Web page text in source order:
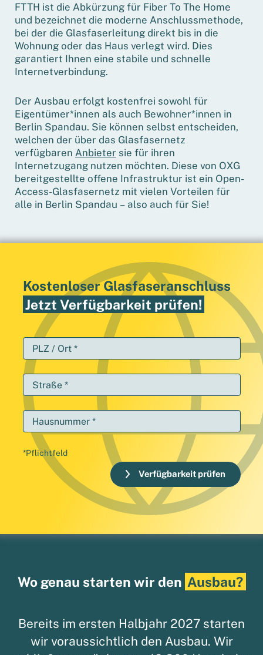
FTTH ist die Abkürzung für Fiber To The Home
und bezeichnet die moderne Anschlussmethode,
bei der die Glasfaserleitung direkt bis in die
Wohnung oder das Haus verlegt wird. Dies
garantiert Ihnen eine stabile und schnelle
Internetverbindung.
Der Ausbau erfolgt kostenfrei sowohl für
Eigentümer*innen als auch Bewohner*innen in
Berlin Spandau. Sie können selbst entscheiden,
welchen der über das Glasfasernetz
verfügbaren Anbieter sie für ihren
Internetzugang nutzen möchten. Diese von OXG
bereitgestellte offene Infrastruktur ist ein Open-
Access-Glasfasernetz mit vielen Vorteilen für
alle in Berlin Spandau – also auch für Sie!
Kostenloser Glasfaseranschluss
Jetzt Verfügbarkeit prüfen!
PLZ / Ort *
Straße *
Hausnummer *
*Pflichtfeld
Verfügbarkeit prüfen
Wo genau starten wir den Ausbau?
Bereits im ersten Halbjahr 2027 starten
wir voraussichtlich den Ausbau. Wir